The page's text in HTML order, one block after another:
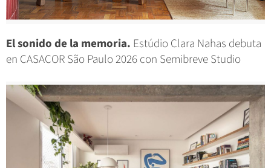
El sonido de la memoria. Estúdio Clara Nahas debuta
en CASACOR São Paulo 2026 con Semibreve Studio